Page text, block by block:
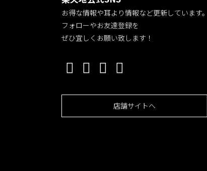
お得な情報や耳より情報など更新しています。
フォローやお友達登録を
ぜひ宜しくお願い致します！
店舗サイトへ